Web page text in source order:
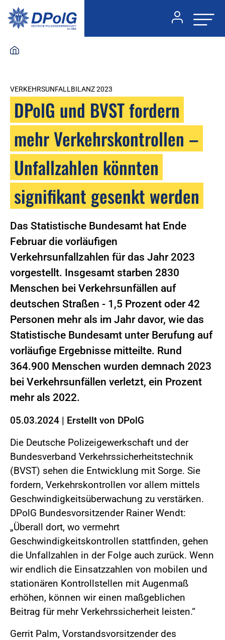
VERKEHRSUNFALLBILANZ 2023
DPolG und BVST fordern
mehr Verkehrskontrollen –
Unfallzahlen könnten
signifikant gesenkt werden
Das Statistische Bundesamt hat Ende
Februar die vorläufigen
Verkehrsunfallzahlen für das Jahr 2023
vorgestellt. Insgesamt starben 2830
Menschen bei Verkehrsunfällen auf
deutschen Straßen - 1,5 Prozent oder 42
Personen mehr als im Jahr davor, wie das
Statistische Bundesamt unter Berufung auf
vorläufige Ergebnisse mitteilte. Rund
364.900 Menschen wurden demnach 2023
bei Verkehrsunfällen verletzt, ein Prozent
mehr als 2022.
05.03.2024 | Erstellt von DPolG
Die Deutsche Polizeigewerkschaft und der
Bundesverband Verkehrssicherheitstechnik
(BVST) sehen die Entwicklung mit Sorge. Sie
fordern, Verkehrskontrollen vor allem mittels
Geschwindigkeitsüberwachung zu verstärken.
DPolG Bundesvorsitzender Rainer Wendt:
„Überall dort, wo vermehrt
Geschwindigkeitskontrollen stattfinden, gehen
die Unfallzahlen in der Folge auch zurück. Wenn
wir endlich die Einsatzzahlen von mobilen und
stationären Kontrollstellen mit Augenmaß
erhöhen, können wir einen maßgeblichen
Beitrag für mehr Verkehrssicherheit leisten.“
Gerrit Palm, Vorstandsvorsitzender des